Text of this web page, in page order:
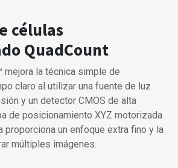
células
QuadCount
mejora la técnica simple de
claro al utilizar una fuente de luz
y un detector CMOS de alta
de posicionamiento XYZ motorizada
proporciona un enfoque extra fino y la
múltiples imágenes.